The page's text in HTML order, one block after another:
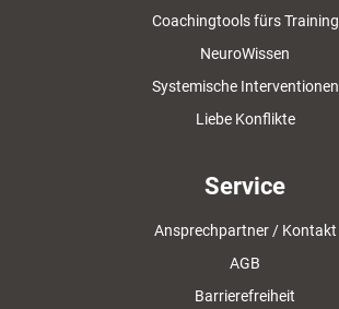
Coachingtools fürs Training
NeuroWissen
Systemische Interventionen
Liebe Konflikte
Service
Ansprechpartner / Kontakt
AGB
Barrierefreiheit